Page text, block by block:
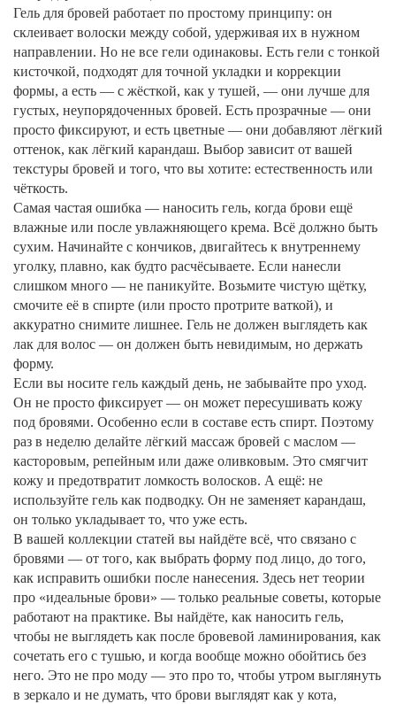
Гель для бровей работает по простому принципу: он
склеивает волоски между собой, удерживая их в нужном
направлении. Но не все гели одинаковы. Есть гели с тонкой
кисточкой, подходят для точной укладки и коррекции
формы, а есть — с жёсткой, как у тушей, — они лучше для
густых, неупорядоченных бровей. Есть прозрачные — они
просто фиксируют, и есть цветные — они добавляют лёгкий
оттенок, как лёгкий карандаш. Выбор зависит от вашей
текстуры бровей и того, что вы хотите: естественность или
чёткость.
Самая частая ошибка — наносить гель, когда брови ещё
влажные или после увлажняющего крема. Всё должно быть
сухим. Начинайте с кончиков, двигайтесь к внутреннему
уголку, плавно, как будто расчёсываете. Если нанесли
слишком много — не паникуйте. Возьмите чистую щётку,
смочите её в спирте (или просто протрите ваткой), и
аккуратно снимите лишнее. Гель не должен выглядеть как
лак для волос — он должен быть невидимым, но держать
форму.
Если вы носите гель каждый день, не забывайте про уход.
Он не просто фиксирует — он может пересушивать кожу
под бровями. Особенно если в составе есть спирт. Поэтому
раз в неделю делайте лёгкий массаж бровей с маслом —
касторовым, репейным или даже оливковым. Это смягчит
кожу и предотвратит ломкость волосков. А ещё: не
используйте гель как подводку. Он не заменяет карандаш,
он только укладывает то, что уже есть.
В вашей коллекции статей вы найдёте всё, что связано с
бровями — от того, как выбрать форму под лицо, до того,
как исправить ошибки после нанесения. Здесь нет теории
про «идеальные брови» — только реальные советы, которые
работают на практике. Вы найдёте, как наносить гель,
чтобы не выглядеть как после бровевой ламинирования, как
сочетать его с тушью, и когда вообще можно обойтись без
него. Это не про моду — это про то, чтобы утром выглянуть
в зеркало и не думать, что брови выглядят как у кота,